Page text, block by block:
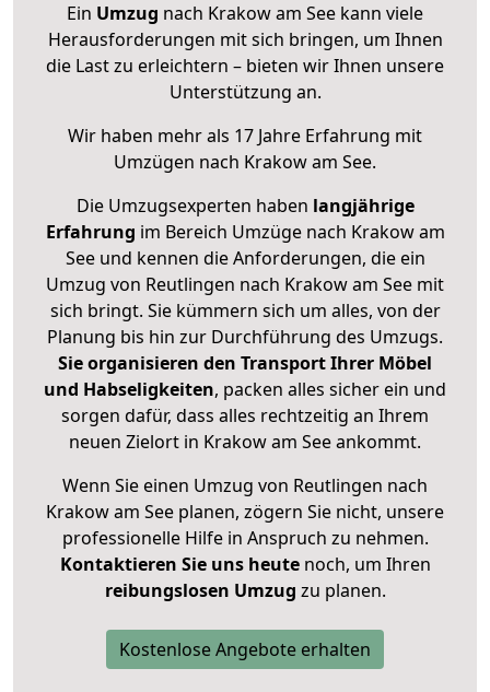
Ein Umzug nach Krakow am See kann viele
Herausforderungen mit sich bringen, um Ihnen
die Last zu erleichtern – bieten wir Ihnen unsere
Unterstützung an.
Wir haben mehr als 17 Jahre Erfahrung mit
Umzügen nach Krakow am See.
Die Umzugsexperten haben langjährige
Erfahrung im Bereich Umzüge nach Krakow am
See und kennen die Anforderungen, die ein
Umzug von Reutlingen nach Krakow am See mit
sich bringt. Sie kümmern sich um alles, von der
Planung bis hin zur Durchführung des Umzugs.
Sie organisieren den Transport Ihrer Möbel
und Habseligkeiten, packen alles sicher ein und
sorgen dafür, dass alles rechtzeitig an Ihrem
neuen Zielort in Krakow am See ankommt.
Wenn Sie einen Umzug von Reutlingen nach
Krakow am See planen, zögern Sie nicht, unsere
professionelle Hilfe in Anspruch zu nehmen.
Kontaktieren Sie uns heutenoch, um Ihren
reibungslosen Umzug zu planen.
Kostenlose Angebote erhalten